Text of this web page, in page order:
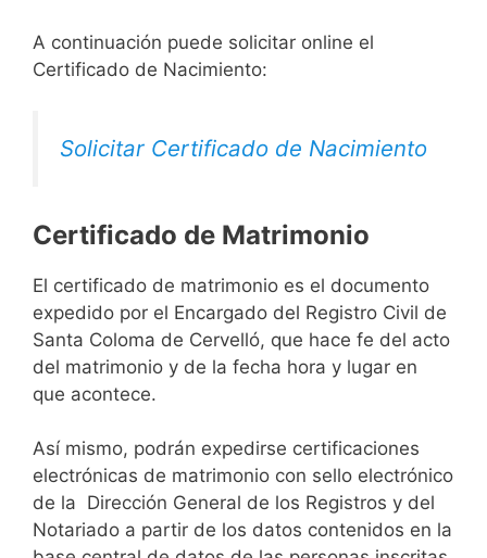
A continuación puede solicitar online el
Certificado de Nacimiento:
Solicitar Certificado de Nacimiento
Certificado de Matrimonio
El certificado de matrimonio es el documento
expedido por el Encargado del Registro Civil de
Santa Coloma de Cervelló, que hace fe del acto
del matrimonio y de la fecha hora y lugar en
que acontece.
Así mismo, podrán expedirse certificaciones
electrónicas de matrimonio con sello electrónico
de la Dirección General de los Registros y del
Notariado a partir de los datos contenidos en la